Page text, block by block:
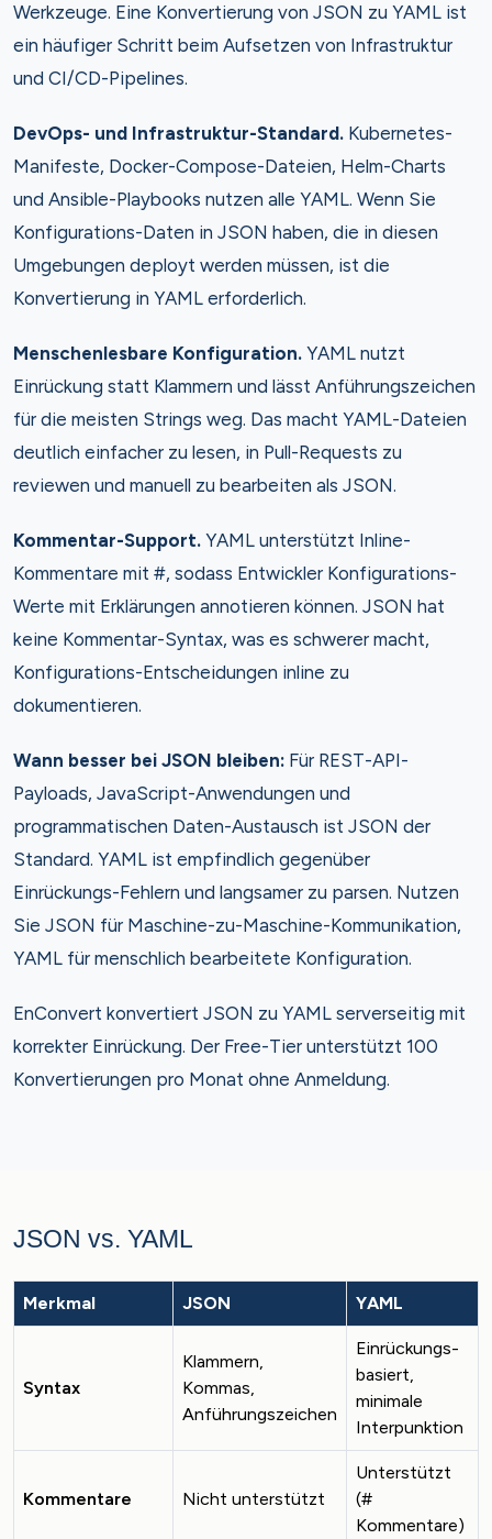
Werkzeuge. Eine Konvertierung von JSON zu YAML ist
ein häufiger Schritt beim Aufsetzen von Infrastruktur
und CI/CD-Pipelines.
DevOps- und Infrastruktur-Standard. Kubernetes-
Manifeste, Docker-Compose-Dateien, Helm-Charts
und Ansible-Playbooks nutzen alle YAML. Wenn Sie
Konfigurations-Daten in JSON haben, die in diesen
Umgebungen deployt werden müssen, ist die
Konvertierung in YAML erforderlich.
Menschenlesbare Konfiguration. YAML nutzt
Einrückung statt Klammern und lässt Anführungszeichen
für die meisten Strings weg. Das macht YAML-Dateien
deutlich einfacher zu lesen, in Pull-Requests zu
reviewen und manuell zu bearbeiten als JSON.
Kommentar-Support. YAML unterstützt Inline-
Kommentare mit #, sodass Entwickler Konfigurations-
Werte mit Erklärungen annotieren können. JSON hat
keine Kommentar-Syntax, was es schwerer macht,
Konfigurations-Entscheidungen inline zu
dokumentieren.
Wann besser bei JSON bleiben: Für REST-API-
Payloads, JavaScript-Anwendungen und
programmatischen Daten-Austausch ist JSON der
Standard. YAML ist empfindlich gegenüber
Einrückungs-Fehlern und langsamer zu parsen. Nutzen
Sie JSON für Maschine-zu-Maschine-Kommunikation,
YAML für menschlich bearbeitete Konfiguration.
EnConvert konvertiert JSON zu YAML serverseitig mit
korrekter Einrückung. Der Free-Tier unterstützt 100
Konvertierungen pro Monat ohne Anmeldung.
JSON vs. YAML
Merkmal JSON YAML
Syntax
Klammern,
Kommas,
Anführungszeichen
Einrückungs-
basiert,
minimale
Interpunktion
Kommentare Nicht unterstützt
Unterstützt
(#
Kommentare)